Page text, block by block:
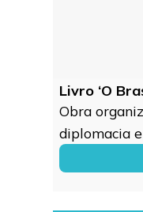
Livro ‘O
Obra
diplomacia